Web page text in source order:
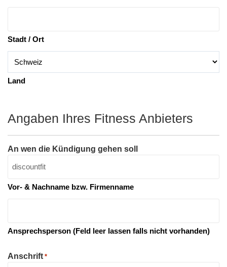
Stadt / Ort
Land
Angaben Ihres Fitness Anbieters
An wen die Kündigung gehen soll
Vor- & Nachname bzw. Firmenname
Ansprechsperson (Feld leer lassen falls nicht vorhanden)
Anschrift *